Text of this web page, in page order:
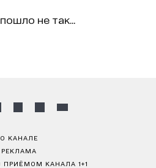
не так...
О КАНАЛЕ
РЕКЛАМА
КАНАЛА 1+1